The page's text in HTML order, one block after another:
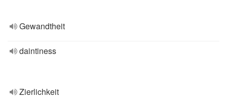
Gewandtheit
daintiness
Zierlichkeit